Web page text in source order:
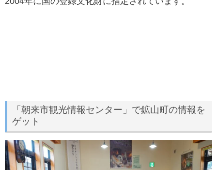
「朝来市観光情報センター」で鉱山町の情報を
ゲット